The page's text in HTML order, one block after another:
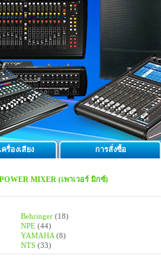
รื่องเสียง การสั่งซื้อ
POWER MIXER (เพาเวอร์ มิกซ์)
Behringer (18)
NPE (44)
YAMAHA (8)
NTS (33)